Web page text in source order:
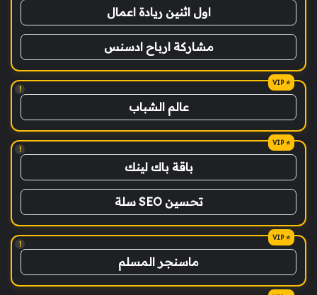
اول اثنين ريادة اعمال
مشاركة ارباح ادسنس
!
عالم الشباب
!
باقة باك لينك
تحسين SEO سلة
!
ماسنجر المسلم